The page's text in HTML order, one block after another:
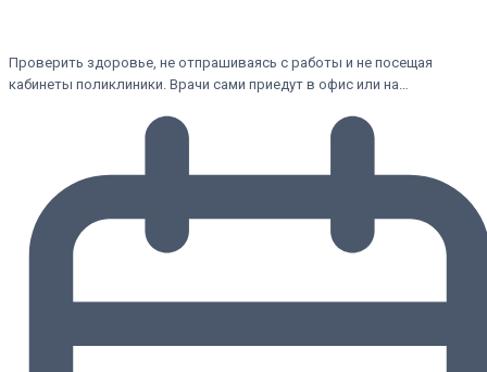
Проверить здоровье, не отпрашиваясь с работы и не посещая
кабинеты поликлиники. Врачи сами приедут в офис или на…